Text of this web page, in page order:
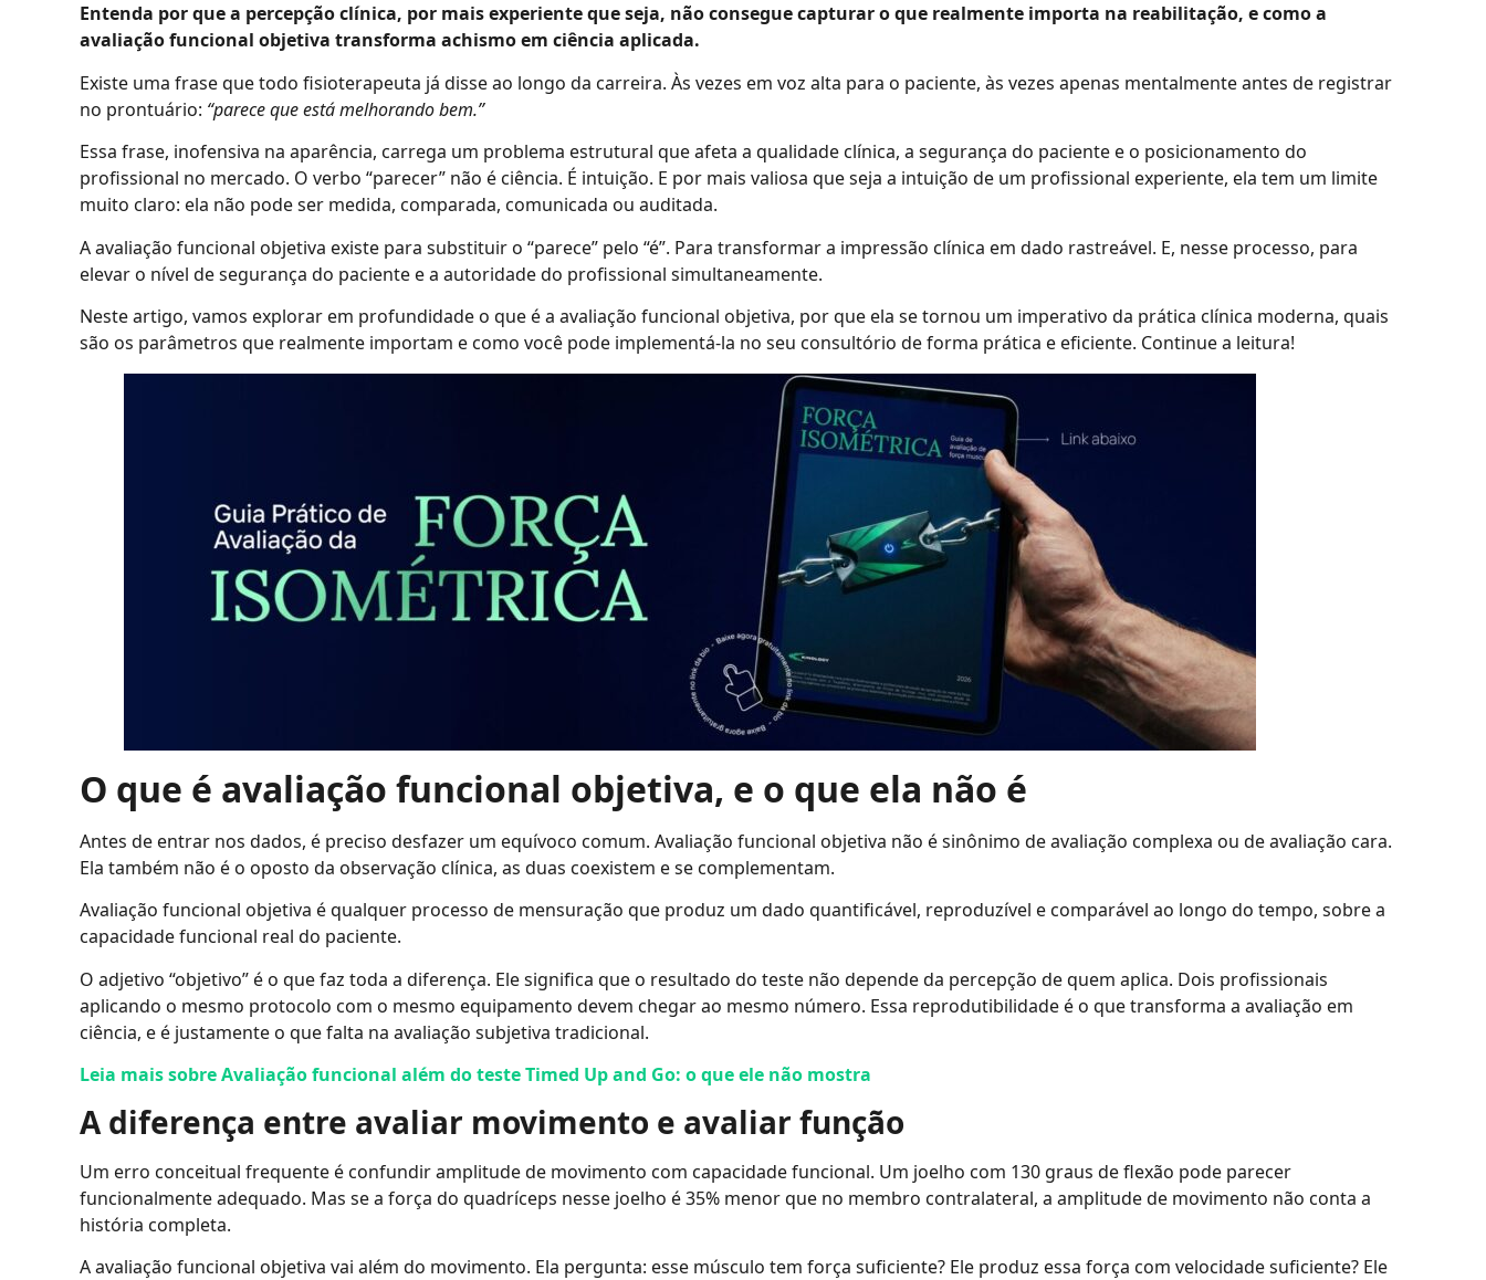
Entenda por que a percepção clínica, por mais experiente que seja, não consegue capturar o que realmente importa na reabilitação, e como a
avaliação funcional objetiva transforma achismo em ciência aplicada.
Existe uma frase que todo fisioterapeuta já disse ao longo da carreira. Às vezes em voz alta para o paciente, às vezes apenas mentalmente antes de registrar
no prontuário: “parece que está melhorando bem.”
Essa frase, inofensiva na aparência, carrega um problema estrutural que afeta a qualidade clínica, a segurança do paciente e o posicionamento do
profissional no mercado. O verbo “parecer” não é ciência. É intuição. E por mais valiosa que seja a intuição de um profissional experiente, ela tem um limite
muito claro: ela não pode ser medida, comparada, comunicada ou auditada.
A avaliação funcional objetiva existe para substituir o “parece” pelo “é”. Para transformar a impressão clínica em dado rastreável. E, nesse processo, para
elevar o nível de segurança do paciente e a autoridade do profissional simultaneamente.
Neste artigo, vamos explorar em profundidade o que é a avaliação funcional objetiva, por que ela se tornou um imperativo da prática clínica moderna, quais
são os parâmetros que realmente importam e como você pode implementá-la no seu consultório de forma prática e eficiente. Continue a leitura!
O que é avaliação funcional objetiva, e o que ela não é
Antes de entrar nos dados, é preciso desfazer um equívoco comum. Avaliação funcional objetiva não é sinônimo de avaliação complexa ou de avaliação cara.
Ela também não é o oposto da observação clínica, as duas coexistem e se complementam.
Avaliação funcional objetiva é qualquer processo de mensuração que produz um dado quantificável, reproduzível e comparável ao longo do tempo, sobre a
capacidade funcional real do paciente.
O adjetivo “objetivo” é o que faz toda a diferença. Ele significa que o resultado do teste não depende da percepção de quem aplica. Dois profissionais
aplicando o mesmo protocolo com o mesmo equipamento devem chegar ao mesmo número. Essa reprodutibilidade é o que transforma a avaliação em
ciência, e é justamente o que falta na avaliação subjetiva tradicional.
Leia mais sobre Avaliação funcional além do teste Timed Up and Go: o que ele não mostra
A diferença entre avaliar movimento e avaliar função
Um erro conceitual frequente é confundir amplitude de movimento com capacidade funcional. Um joelho com 130 graus de flexão pode parecer
funcionalmente adequado. Mas se a força do quadríceps nesse joelho é 35% menor que no membro contralateral, a amplitude de movimento não conta a
história completa.
A avaliação funcional objetiva vai além do movimento. Ela pergunta: esse músculo tem força suficiente? Ele produz essa força com velocidade suficiente? Ele